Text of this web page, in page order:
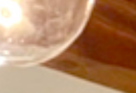
かな
処
わん
だ
ン